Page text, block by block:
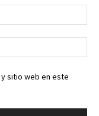
sitio web en este